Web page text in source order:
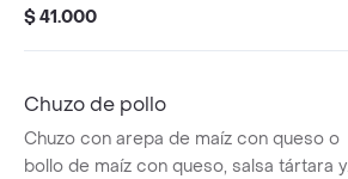
salsa de la casa
$ 41.000
Chuzo de pollo
Chuzo con arepa de maíz con queso o
bollo de maíz con queso, salsa tártara y